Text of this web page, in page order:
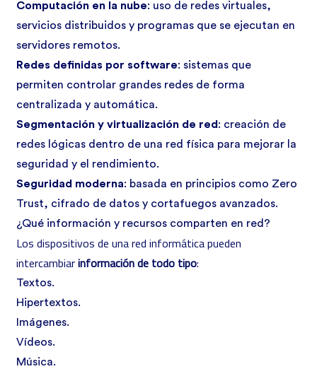
Computación en la nube: uso de redes virtuales,
servicios distribuidos y programas que se ejecutan en
servidores remotos.
Redes definidas por software: sistemas que
permiten controlar grandes redes de forma
centralizada y automática.
Segmentación y virtualización de red : creación de
redes lógicas dentro de una red física para mejorar la
seguridad y el rendimiento.
Seguridad moderna: basada en principios como Zero
Trust, cifrado de datos y cortafuegos avanzados.
¿Qué información y recursos comparten en red?
Los dispositivos de una red informática pueden
intercambiarinformación de todo tipo:
Textos.
Hipertextos.
Imágenes.
Vídeos.
Música.